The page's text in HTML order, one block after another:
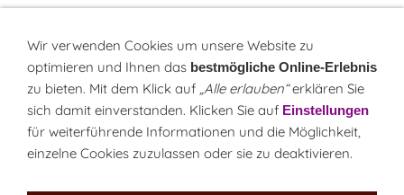
...Twitter
Monatsrätsel
Rätseln & Gewinnen!
Wir verwenden Cookies um unsere Website zu
optimieren und Ihnen das bestmögliche Online-Erlebnis
zu bieten. Mit dem Klick auf „Alle erlauben“erklären Sie
sich damit einverstanden. Klicken Sie auf Einstellungen
für weiterführende Informationen und die Möglichkeit,
einzelne Cookies zuzulassen oder sie zu deaktivieren.